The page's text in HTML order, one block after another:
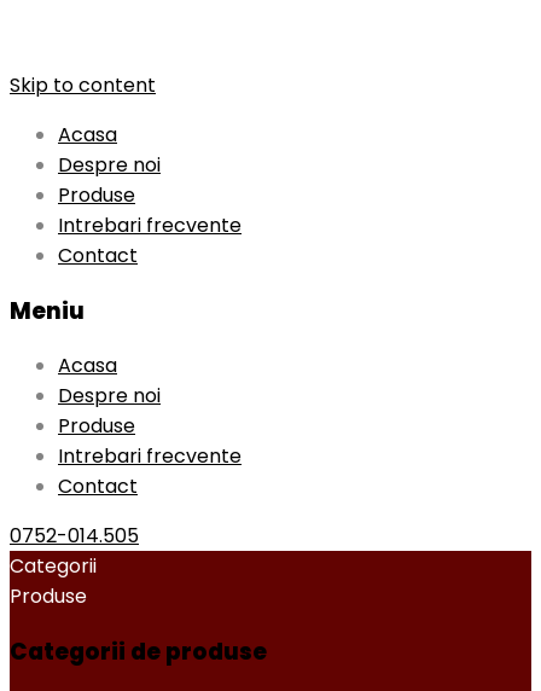
Skip to content
Acasa
Despre noi
Produse
Intrebari frecvente
Contact
Meniu
Acasa
Despre noi
Produse
Intrebari frecvente
Contact
0752-014.505
Categorii
Produse
Categorii de produse